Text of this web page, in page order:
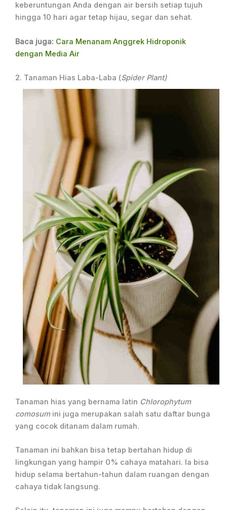
keberuntungan Anda dengan air bersih setiap tujuh
hingga 10 hari agar tetap hijau, segar dan sehat.
Baca juga: Cara Menanam Anggrek Hidroponik
dengan Media Air
2. Tanaman Hias Laba-Laba (Spider Plant)
Tanaman hias yang bernama latin Chlorophytum
comosum ini juga merupakan salah satu daftar bunga
yang cocok ditanam dalam rumah.
Tanaman ini bahkan bisa tetap bertahan hidup di
lingkungan yang hampir 0% cahaya matahari. Ia bisa
hidup selama bertahun-tahun dalam ruangan dengan
cahaya tidak langsung.